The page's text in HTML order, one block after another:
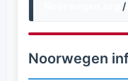
/
Noorwegen